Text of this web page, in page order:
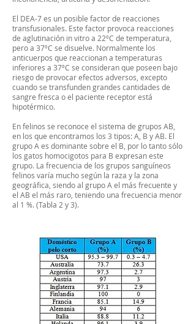
El DEA-7 es un posible factor de reacciones
transfusionales. Este factor provoca reacciones
de aglutinación in vitro a 22ºC de temperatura,
pero a 37ºC se disuelve. Normalmente los
anticuerpos que reaccionan a temperaturas
inferiores a 37ºC se consideran que poseen bajo
riesgo de provocar efectos adversos, excepto
cuando se transfunden grandes cantidades de
sangre fresca o el paciente receptor está
hipotérmico.
En felinos se reconoce el sistema de grupos AB,
en los que encontramos los 3 tipos: A, B y AB. El
grupo A es dominante sobre el B, por lo tanto sólo
los gatos homocigotos para B expresan este
grupo. La frecuencia de los grupos sanguíneos
felinos varía mucho según la raza y la zona
geográfica, siendo al grupo A el más frecuente y
el AB el más raro, teniendo una frecuencia menor
al 1 %. (Tabla 2 y 3).